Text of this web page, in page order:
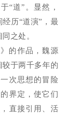
“道”。显然，
经历“道演”，最
之处。
的作品，魏源
较于两千多年的
次思想的冒险
界定，使它们
直接引用、活